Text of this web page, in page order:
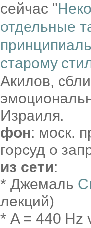
сейчас "
отдельные
старому
Акилов,
Израиля.
фон: моск.
горсуд о
из сети:
* Джемаль
лекций)
* A = 440 Hz